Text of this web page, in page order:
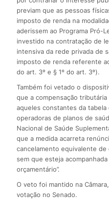
previam que as pessoas
imposto de renda na
aderissem ao Programa Pró-
investido na contratação de
intensiva da rede privada de
imposto de renda referente
do art. 3º e § 1º do art. 3º).
Também foi vetado o
que a compensação
aqueles constantes da tabela
operadoras de planos de
Nacional de Saúde
que a medida acarreta
cancelamento equivalente
sem que esteja
orçamentário”.
O veto foi mantido na
votação no Senado.